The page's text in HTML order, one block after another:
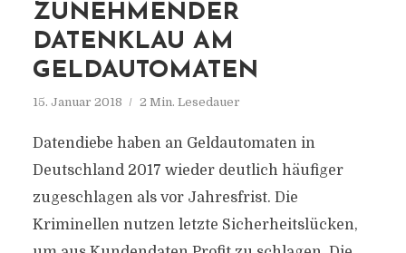
ZUNEHMENDER
DATENKLAU AM
GELDAUTOMATEN
15. Januar 2018 2 Min. Lesedauer
Datendiebe haben an Geldautomaten in
Deutschland 2017 wieder deutlich häufiger
zugeschlagen als vor Jahresfrist. Die
Kriminellen nutzen letzte Sicherheitslücken,